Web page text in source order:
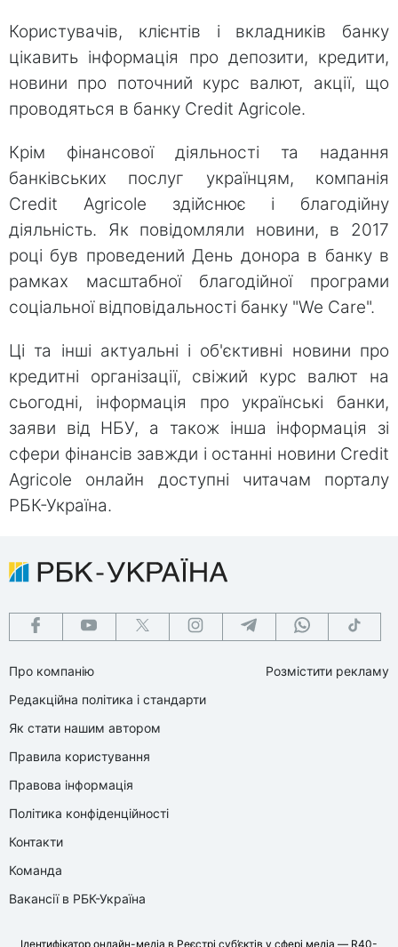
Користувачів, клієнтів і вкладників банку
цікавить інформація про депозити, кредити,
новини про поточний курс валют, акції, що
проводяться в банку Credit Agricole.
Крім фінансової діяльності та надання
банківських послуг українцям, компанія
Credit Agricole здійснює і благодійну
діяльність. Як повідомляли новини, в 2017
році був проведений День донора в банку в
рамках масштабної благодійної програми
соціальної відповідальності банку "We Care".
Ці та інші актуальні і об'єктивні новини про
кредитні організації, свіжий курс валют на
сьогодні, інформація про українські банки,
заяви від НБУ, а також інша інформація зі
сфери фінансів завжди і останні новини Credit
Agricole онлайн доступні читачам порталу
РБК-Україна.
Про компанію
Редакційна політика і стандарти
Як стати нашим автором
Правила користування
Правова інформація
Політика конфіденційності
Контакти
Команда
Вакансії в РБК-Україна
Розмістити рекламу
Ідентифікатор онлайн-медіа в Реєстрі суб’єктів у сфері медіа — R40-